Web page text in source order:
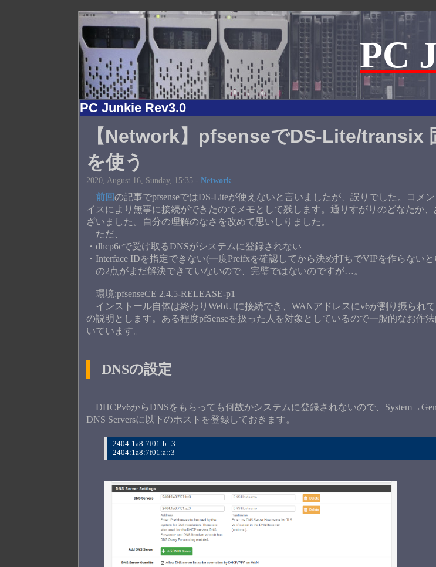
PC
PC Junkie Rev3.0
【Network】pfsenseでDS-Lite/transix
を使う
2020, August 16, Sunday, 15:35 -Network
前回の記事でpfsenseではDS-Liteが使えないと言いましたが、誤りでした。コメ
イスにより無事に接続ができたのでメモとして残します。通りすがりのどなたか
ざいました。自分の理解のなさを改めて思いしりました。
ただ、
・dhcp6cで受け取るDNSがシステムに登録されない
・Interface IDを指定できない(一度Preifxを確認してから決め打ちでVIPを作らない
の2点がまだ解決できていないので、完璧ではないのですが…。
環境:pfsenseCE 2.4.5-RELEASE-p1
インストール自体は終わりWebUIに接続でき、WANアドレスにv6が割り振られ
の説明とします。ある程度pfSenseを扱った人を対象としているので一般的なお作
いています。
DNSの設定
DHCPv6からDNSをもらっても何故かシステムに登録されないので、
DNS Serversに以下のホストを登録しておきます。
2404:1a8:7f01:b::3
2404:1a8:7f01:a::3